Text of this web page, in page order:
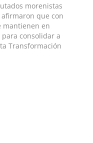
morenistas
afirmaron que con
mantienen en
consolidar a
Transformación